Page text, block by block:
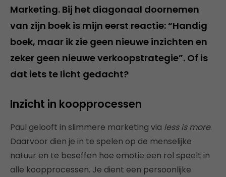
Marketing. Bij het diagonaal doornemen
van zijn boek is mijn eerst reactie: “Handig
boek, maar ik zie geen nieuwe inzichten en
zeker geen nieuwe verkoopstrategie”. Of is
dat iets te licht gedacht?
Inzicht in koopprocessen
Paul gelooft in slimmere marketing via less is more.
Daarvoor dien je in te spelen op de menselijke
natuur en te beseffen hoe emotie een rol speelt in
alle koopprocessen. Je dient een persoonlijke